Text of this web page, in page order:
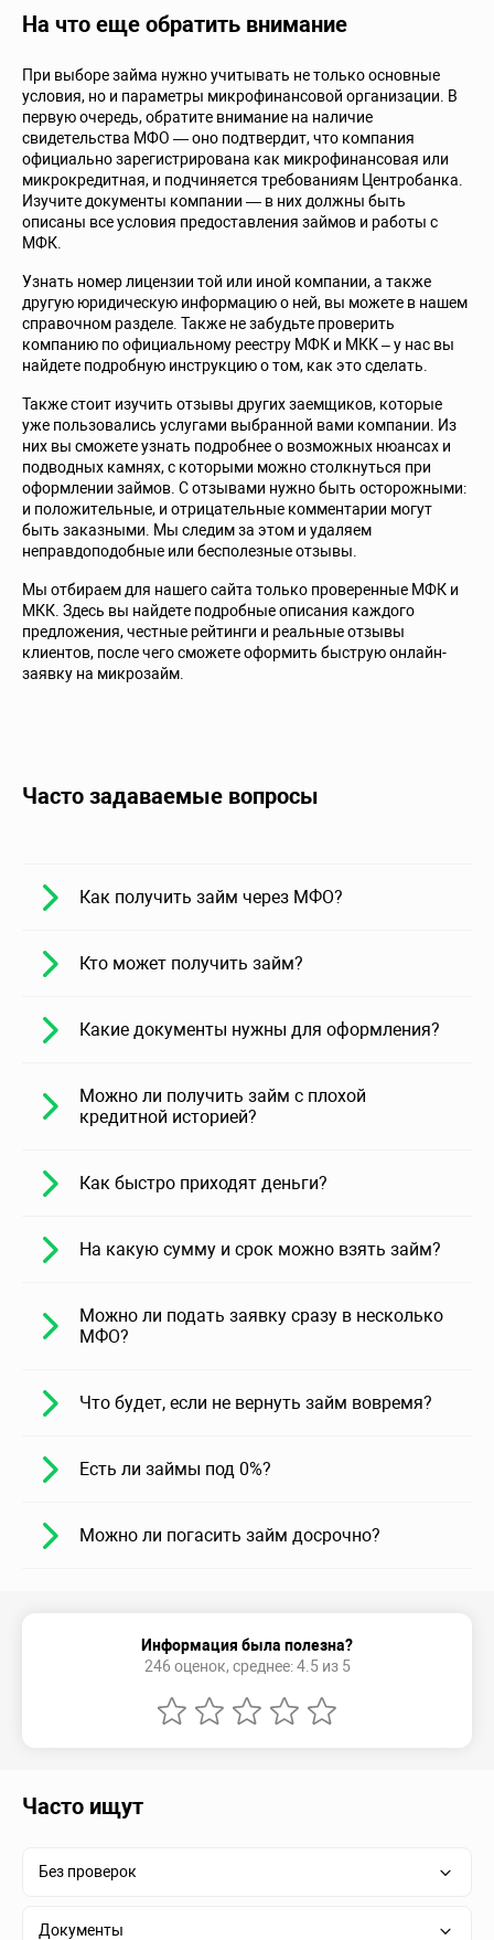
На что еще обратить внимание
При выборе займа нужно учитывать не только основные
условия, но и параметры микрофинансовой организации. В
первую очередь, обратите внимание на наличие
свидетельства МФО — оно подтвердит, что компания
официально зарегистрирована как микрофинансовая или
микрокредитная, и подчиняется требованиям Центробанка.
Изучите документы компании — в них должны быть
описаны все условия предоставления займов и работы с
МФК.
Узнать номер лицензии той или иной компании, а также
другую юридическую информацию о ней, вы можете в нашем
справочном разделе. Также не забудьте проверить
компанию по официальному реестру МФК и МКК – у нас вы
найдете подробную инструкцию о том, как это сделать.
Также стоит изучить отзывы других заемщиков, которые
уже пользовались услугами выбранной вами компании. Из
них вы сможете узнать подробнее о возможных нюансах и
подводных камнях, с которыми можно столкнуться при
оформлении займов. С отзывами нужно быть осторожными:
и положительные, и отрицательные комментарии могут
быть заказными. Мы следим за этом и удаляем
неправдоподобные или бесполезные отзывы.
Мы отбираем для нашего сайта только проверенные МФК и
МКК. Здесь вы найдете подробные описания каждого
предложения, честные рейтинги и реальные отзывы
клиентов, после чего сможете оформить быструю онлайн-
заявку на микрозайм.
Часто задаваемые вопросы
Как получить займ через МФО?
Кто может получить займ?
Какие документы нужны для оформления?
Можно ли получить займ с плохой
кредитной историей?
Как быстро приходят деньги?
На какую сумму и срок можно взять займ?
Можно ли подать заявку сразу в несколько
МФО?
Что будет, если не вернуть займ вовремя?
Есть ли займы под 0%?
Можно ли погасить займ досрочно?
Информация была полезна?
246 оценок, среднее: 4.5 из 5
Часто ищут
Без проверок
Документы